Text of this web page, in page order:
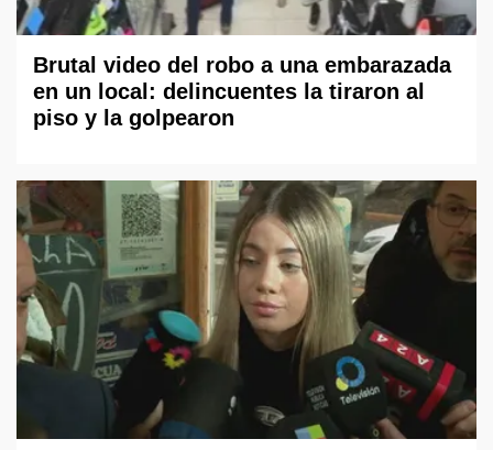
Brutal video del robo a una embarazada
en un local: delincuentes la tiraron al
piso y la golpearon